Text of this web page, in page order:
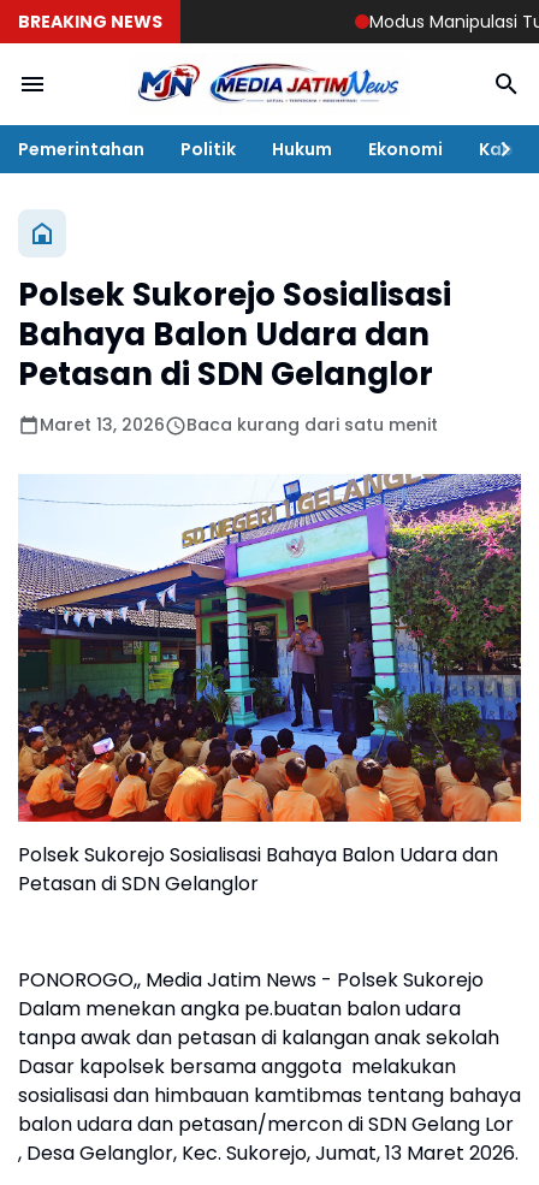
BREAKING NEWS Modus Manipulasi
Pemerintahan Politik Hukum Ekonomi Kabar
Polsek Sukorejo Sosialisasi
Bahaya Balon Udara dan
Petasan di SDN Gelanglor
Maret 13, 2026 Baca kurang dari satu menit
Polsek Sukorejo Sosialisasi Bahaya Balon Udara dan
Petasan di SDN Gelanglor
PONOROGO,, Media Jatim News - Polsek Sukorejo
Dalam menekan angka pe.buatan balon udara
tanpa awak dan petasan di kalangan anak sekolah
Dasar kapolsek bersama anggota melakukan
sosialisasi dan himbauan kamtibmas tentang bahaya
balon udara dan petasan/mercon di SDN Gelang Lor
, Desa Gelanglor, Kec. Sukorejo, Jumat, 13 Maret 2026.